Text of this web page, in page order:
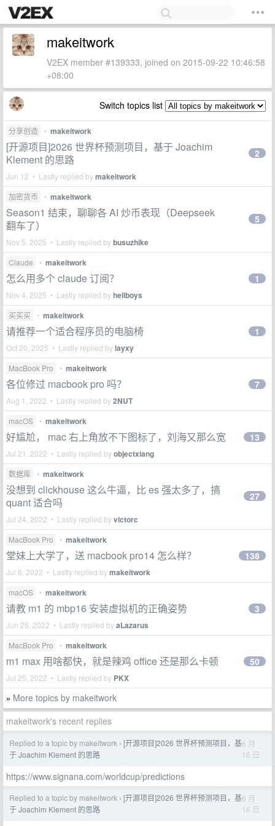
makeitwork
V2EX member #139333, joined on 2015-09-22 10:46:58
+08:00
Switch topics list
分享创造 • makeitwork
[开源项目]2026 世界杯预测项目，基于 Joachim
Klement 的思路
Jun 12 • Lastly replied bymakeitwork
2
加密货币 • makeitwork
Season1 结束，聊聊各 AI 炒币表现（Deepseek
翻车了）
Nov 5, 2025 • Lastly replied bybusuzhike
5
Claude • makeitwork
怎么用多个 claude 订阅？
Nov 4, 2025 • Lastly replied byhellboys
1
买买买 • makeitwork
请推荐一个适合程序员的电脑椅
Oct 20, 2025 • Lastly replied bylayxy
1
MacBook Pro • makeitwork
各位修过 macbook pro 吗？
Aug 1, 2022 • Lastly replied by2NUT
7
macOS • makeitwork
好尴尬， mac 右上角放不下图标了，刘海又那么宽
Jul 21, 2022 • Lastly replied byobjectxiang
13
数据库 • makeitwork
没想到 clickhouse 这么牛逼，比 es 强太多了，搞
quant 适合吗
Jul 24, 2022 • Lastly replied byvictorc
27
MacBook Pro • makeitwork
堂妹上大学了，送 macbook pro14 怎么样？
Jul 6, 2022 • Lastly replied bymakeitwork
138
macOS • makeitwork
请教 m1 的 mbp16 安装虚拟机的正确姿势
Jun 25, 2022 • Lastly replied byaLazarus
3
MacBook Pro • makeitwork
m1 max 用啥都快，就是辣鸡 office 还是那么卡顿
Jul 25, 2022 • Lastly replied by PKX
50
» More topics by makeitwork
makeitwork's recent replies
Replied to a topic by makeitwork › [开源项目]2026 世界杯预测项目，基
于 Joachim Klement 的思路
6 月
16 日
https://www.signana.com/worldcup/predictions
Replied to a topic by makeitwork › [开源项目]2026 世界杯预测项目，基
于 Joachim Klement 的思路
6 月
16 日